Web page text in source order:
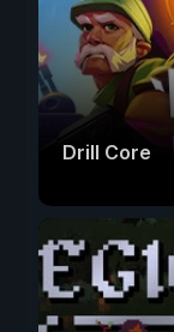
Drill Core